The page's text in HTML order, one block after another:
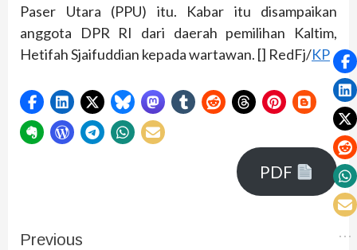
Paser Utara (PPU) itu. Kabar itu disampaikan
anggota DPR RI dari daerah pemilihan Kaltim,
Hetifah Sjaifuddian kepada wartawan. [] RedFj/KP
PDF
Previous